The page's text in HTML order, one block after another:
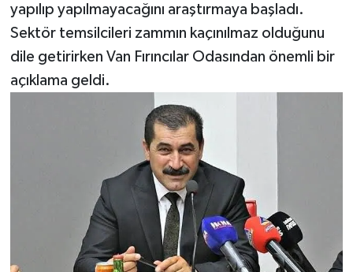
yapılıp yapılmayacağını araştırmaya başladı.
Sektör temsilcileri zammın kaçınılmaz olduğunu
dile getirirken Van Fırıncılar Odasından önemli bir
açıklama geldi.